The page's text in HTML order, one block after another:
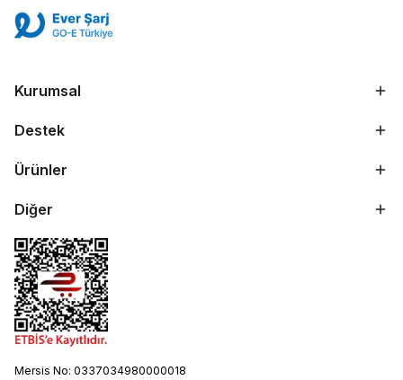
Kurumsal
Destek
Ürünler
Diğer
Mersis No: 0337034980000018